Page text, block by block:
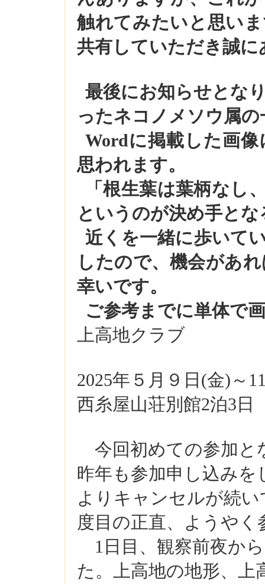
触れてみたいと思い
共有していただき誠
最後にお知らせとな
ったネコノメソウ属
Wordに掲載した画
思われます。
「根生葉は葉柄なし
というのが決め手と
近くを一緒に歩いて
したので、機会があ
幸いです。
ご参考までに単体で
上高地クラブ
2025年５月９日 (金) ～
西糸屋山荘別館2泊3 日
今回初めての参加と
昨年も参加申し込み
よりキャンセルが続
度目の正直、ようや
1 日目、観察前夜か
た。上高地の地形、